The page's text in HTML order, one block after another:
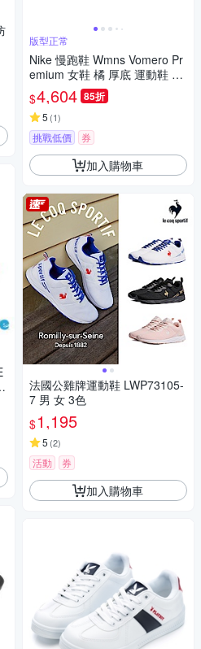
版型正常
Nike 慢跑鞋 Wmns Vomero Pr
emium 女鞋 橘 厚底 運動鞋 H
M5973-801
$4,604 85折
5 (1)
挑戰低價 券
加入購物車
法國公雞牌運動鞋 LWP73105-
7 男 女 3色
$1,195
5 (2)
活動 券
加入購物車